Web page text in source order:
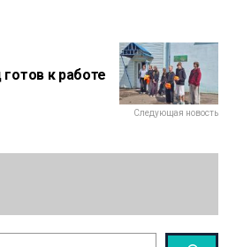
к работе
Следующая новость